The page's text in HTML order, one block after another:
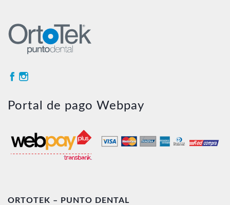
Portal de pago Webpay
ORTOTEK – PUNTO DENTAL